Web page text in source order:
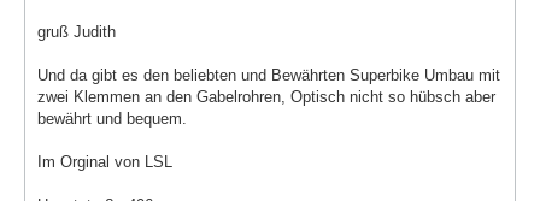
gruß Judith
Und da gibt es den beliebten und Bewährten Superbike Umbau mit
zwei Klemmen an den Gabelrohren, Optisch nicht so hübsch aber
bewährt und bequem.
Im Orginal von LSL